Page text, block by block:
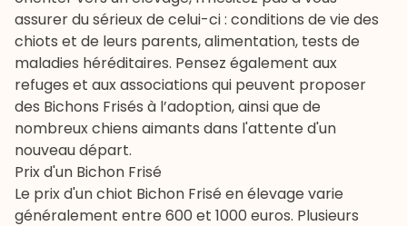
assurer du sérieux de celui-ci : conditions de vie des
chiots et de leurs parents, alimentation, tests de
maladies héréditaires. Pensez également aux
refuges et aux associations qui peuvent proposer
des Bichons Frisés à l’adoption, ainsi que de
nombreux chiens aimants dans l'attente d'un
nouveau départ.
Prix d'un Bichon Frisé
Le prix d'un chiot Bichon Frisé en élevage varie
généralement entre 600 et 1000 euros. Plusieurs